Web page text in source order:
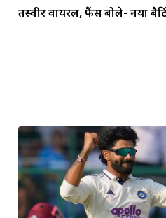
तस्वीर वायरल, फैंस बोले- नया